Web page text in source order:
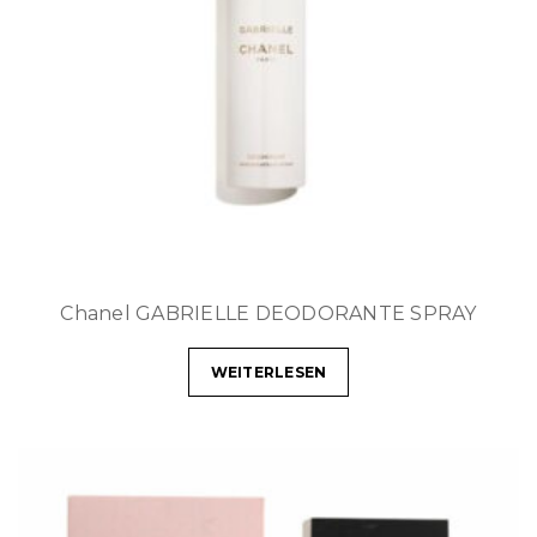
Chanel GABRIELLE DEODORANTE SPRAY
WEITERLESEN